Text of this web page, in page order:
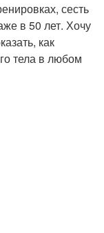
сесть
в 50 лет. Хочу
как
тела в любом